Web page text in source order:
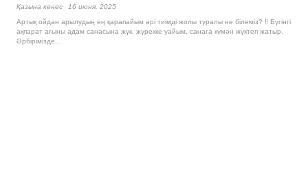
Қазына кеңес
16 июня, 2025
Артық ойдан арылудың ең қарапайым әрі тиімді жолы туралы не білеміз? ‼️ Бүгінгі
ақпарат ағыны адам санасына жүк, жүрекке уайым, санаға күмән жүктеп жатыр.
Әрбірімізде…